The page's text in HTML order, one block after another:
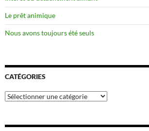
Le prêt animique
Nous avons toujours été seuls
CATÉGORIES
Catégories